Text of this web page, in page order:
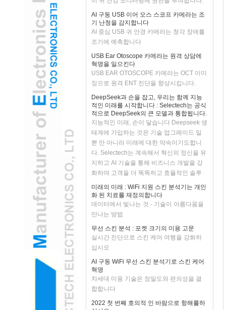
AI 구동 USB 이어 오스 스코프 카메라는 조
기 난청을 감지합니다
AI 중심 USB 귀 안경 카메라는 청각 장애를
조기에 예측합니다
USB Ear Otoscope 카메라는 원격 상담에
혁명을 일으킨다
USB EAR OTOSCOPE 카메라는 OCT 이미
징으로 원격 ENT 진단을 향상시킵니다.
DeepSeek과 손을 잡고, 우리는 함께 지능
적인 미래를 시작합니다 : Selectech는 공식
적으로 DeepSeek의 큰 모델과 통합됩니다.
지능적인 미래, 손이 닿습니다 Deepseek 생
태계에 가입하는 것은 기술 업그레이드 일
뿐 만 아니라 미래에 대한 약속이기도합니
다. Selectech는 계속해서 혁신의 정신을 유
지하고 AI 기술을 통해 비즈니스 개발을 강
화하며 고객을 더 똑똑하고 효율적인 솔루
션을 제공 할 것입니다. DeepSeek과 손을
을 함께 만들어 보자!
미래의 미래 : WiFi 지원 스킨 분석기는 개인
화 된 치료를 재정의합니다
데이터에서 빛나는 것 - 기술이 아름다움을
만나는 방법
무선 스킨 분석 : 포켓 크기의 미용 고문
실시간 진단으로 스킨 케어 여행을 강화하
십시오
AI 구동 WiFi 무선 스킨 분석기로 스킨 케어
혁명
차세대 미용 기술은 정밀도와 편의성을 결
합합니다
2022 첫 번째 호의적 인 바람으로 항해를하
십시오